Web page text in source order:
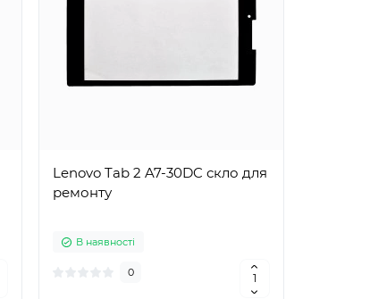
Lenovo Tab 2 A7-30DC скло для
ремонту
В наявності
0